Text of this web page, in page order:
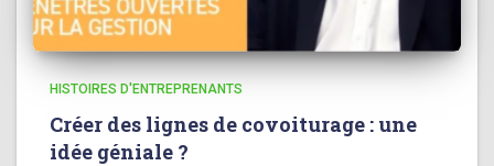
HISTOIRES D'ENTREPRENANTS
Créer des lignes de covoiturage : une
idée géniale ?